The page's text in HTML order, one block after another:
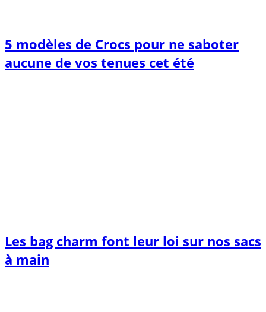
5 modèles de Crocs pour ne saboter
aucune de vos tenues cet été
Les bag charm font leur loi sur nos sacs
à main